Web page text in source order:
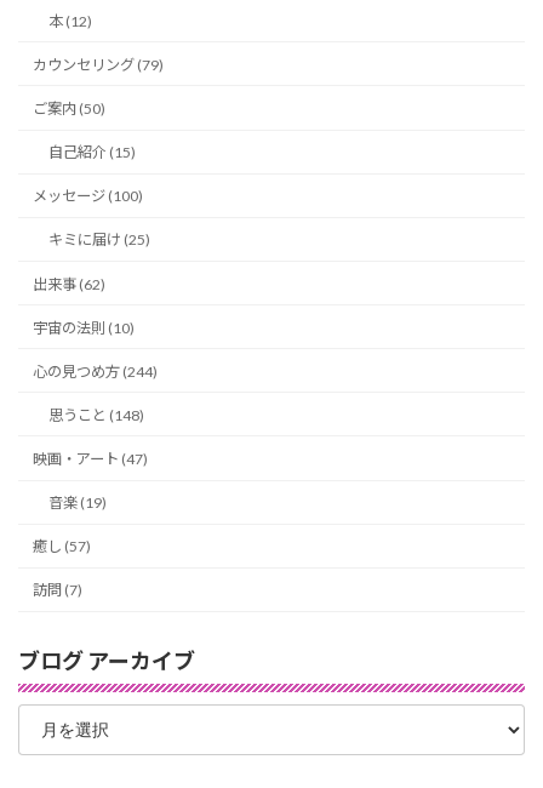
本 (12)
カウンセリング (79)
ご案内 (50)
自己紹介 (15)
メッセージ (100)
キミに届け (25)
出来事 (62)
宇宙の法則 (10)
心の見つめ方 (244)
思うこと (148)
映画・アート (47)
音楽 (19)
癒し (57)
訪問 (7)
ブログ アーカイブ
ブ
グ